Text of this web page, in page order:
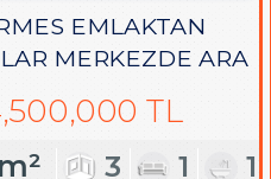
EMLAKTAN
MERKEZDE ARA
TL
3 1 1